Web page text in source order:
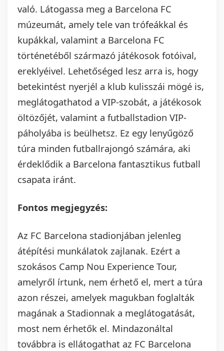
való. Látogassa meg a Barcelona FC
múzeumát, amely tele van trófeákkal és
kupákkal, valamint a Barcelona FC
történetéből származó játékosok fotóival,
ereklyéivel. Lehetőséged lesz arra is, hogy
betekintést nyerjél a klub kulisszái mögé is,
meglátogathatod a VIP-szobát, a játékosok
öltözőjét, valamint a futballstadion VIP-
páholyába is beülhetsz. Ez egy lenyűgöző
túra minden futballrajongó számára, aki
érdeklődik a Barcelona fantasztikus futball
csapata iránt.
Fontos megjegyzés:
Az FC Barcelona stadionjában jelenleg
átépítési munkálatok zajlanak. Ezért a
szokásos Camp Nou Experience Tour,
amelyről írtunk, nem érhető el, mert a túra
azon részei, amelyek magukban foglalták
magának a Stadionnak a meglátogatását,
most nem érhetők el. Mindazonáltal
továbbra is ellátogathat az FC Barcelona